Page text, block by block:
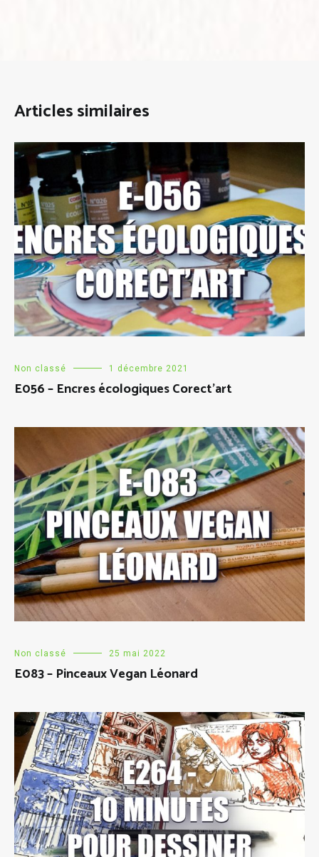
Articles similaires
Non classé 1 décembre 2021
E056 – Encres écologiques Corect’art
Non classé 25 mai 2022
E083 – Pinceaux Vegan Léonard